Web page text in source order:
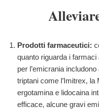
Prodotti farmaceutici:
quanto riguarda i
per l’emicrania
triptani come l’Imitrex, la
ergotamina e lidocaina
efficace, alcune gravi